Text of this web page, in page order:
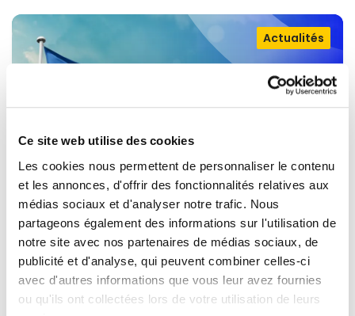
Ce site web utilise des cookies
Les cookies nous permettent de personnaliser le contenu
et les annonces, d'offrir des fonctionnalités relatives aux
médias sociaux et d'analyser notre trafic. Nous
partageons également des informations sur l'utilisation de
notre site avec nos partenaires de médias sociaux, de
publicité et d'analyse, qui peuvent combiner celles-ci
avec d'autres informations que vous leur avez fournies
ou qu'ils ont collectées lors de votre utilisation de leurs
OUVRIR LA PORTE À L'UKRAINE,
MAINTENIR LA PRESSION SUR LA
RUSSIE
Actualités
Renew Europe appelle l'Ukraine à accélérer la